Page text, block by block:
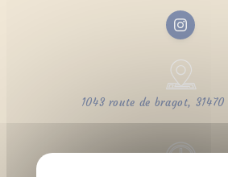
1043 route de bragot, 31470